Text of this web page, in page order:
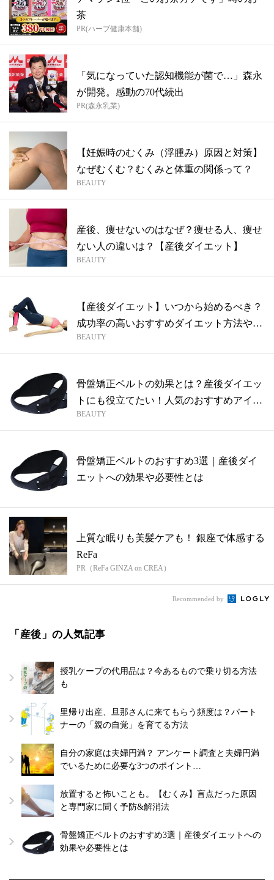
茶
PR(ハーブ健康本舗)
「気になっていた認知機能が菌で…」森永
が開発。感動の70代続出
PR(森永乳業)
【妊娠時のむくみ（浮腫み）原因と対策】
なぜむくむ？むくみと体重の関係って？
BEAUTY
産後、痩せないのはなぜ？痩せる人、痩せ
ない人の違いは？【産後ダイエット】
BEAUTY
【産後ダイエット】いつから始めるべき？
成功率の高いおすすめダイエット方法やス
ト...
BEAUTY
骨盤矯正ベルトの効果とは？産後ダイエッ
トにも役立てたい！人気のおすすめアイテ
ムを...
BEAUTY
骨盤矯正ベルトのおすすめ3選｜産後ダイ
エットへの効果や必要性とは
上質な眠りも美髪ケアも！ 銀座で体感する
ReFa
PR（ReFa GINZA on CREA）
Recommended by
「産後」の人気記事
授乳ケープの代用品は？今あるもので乗り切る方法
も
里帰り出産、旦那さんに来てもらう頻度は？パート
ナーの「親の自覚」を育てる方法
自分の家庭は夫婦円満？ アンケート調査と夫婦円満
でいるために必要な3つのポイント…
放置すると怖いことも。【むくみ】盲点だった原因
と専門家に聞く予防&解消法
骨盤矯正ベルトのおすすめ3選｜産後ダイエットへの
効果や必要性とは